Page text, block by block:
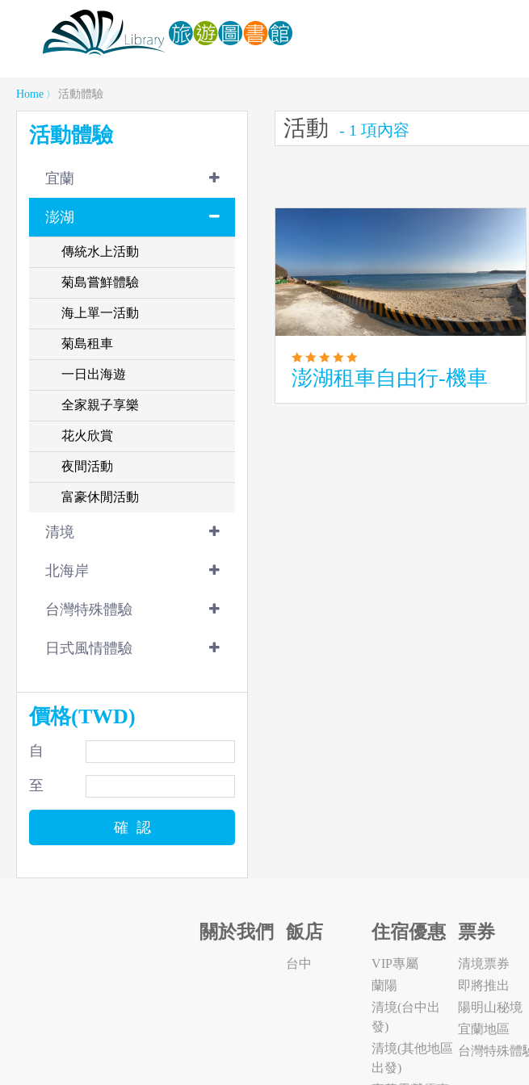
Home 〉 活動體驗
活動體驗
宜蘭
澎湖
傳統水上活動
菊島嘗鮮體驗
海上單一活動
菊島租車
一日出海遊
全家親子享樂
花火欣賞
夜間活動
富豪休閒活動
清境
北海岸
台灣特殊體驗
日式風情體驗
價格(TWD)
自
至
活動 - 1 項內容
澎湖租車自由行-機車
關於我們 飯店
台中
住宿優惠
VIP專屬
蘭陽
清境(台中出
發)
清境(其他地區
出發)
票券
清境票券
即將推出
陽明山秘境
宜蘭地區
台灣特殊體